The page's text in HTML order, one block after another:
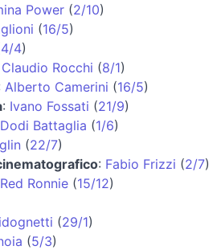
Power(2/10)
(16/5)
4/4)
Claudio Rocchi (8/1)
Alberto Camerini (16/5)
: Ivano Fossati (21/9)
Dodi Battaglia (1/6)
(22/7)
: Fabio Frizzi (2/7)
Red Ronnie(15/12)
(29/1)
(5/3)